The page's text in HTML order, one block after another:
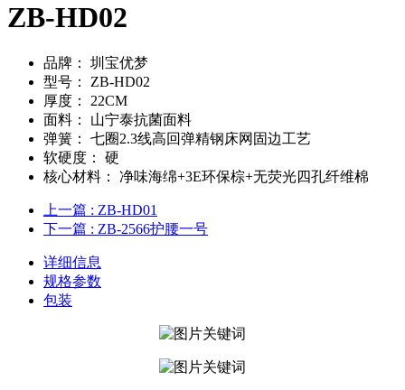
ZB-HD02
品牌：
圳宝优梦
型号：
ZB-HD02
厚度：
22CM
面料：
山宁泰抗菌面料
弹簧：
七圈2.3线高回弹精钢床网固边工艺
软硬度：
硬
核心材料：
净味海绵+3E环保棕+无荧光四孔纤维棉
上一篇 : ZB-HD01
下一篇 : ZB-2566护腰一号
详细信息
规格参数
包装